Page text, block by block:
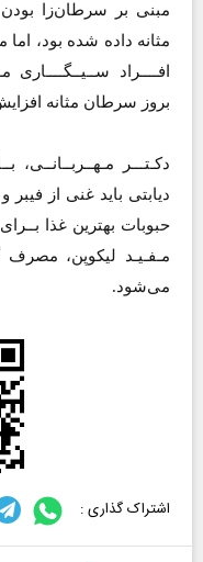
مبنی بر سرطان‌زا بودن
مثانه داده شده بود، اما
افــــراد
بروز سرطان مثانه
دکـتـــر مـهــربــانــی،
دیابتی باید غنی از فیبر
حبوبات بهترین غذا
مـفـیـد لیکوپن،
می‌شود.
اشتراک گذاری :